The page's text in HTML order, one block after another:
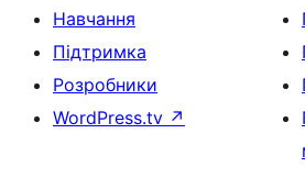
Навчання
Підтримка
Розробники
WordPress.tv ↗